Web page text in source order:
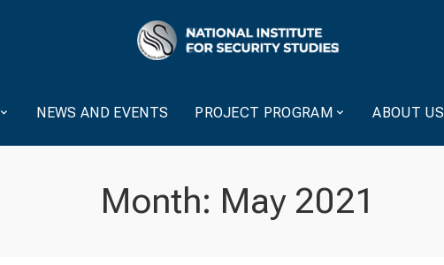
NEWS AND EVENTS PROJECT PROGRAM ABOUT US
Month: May 2021